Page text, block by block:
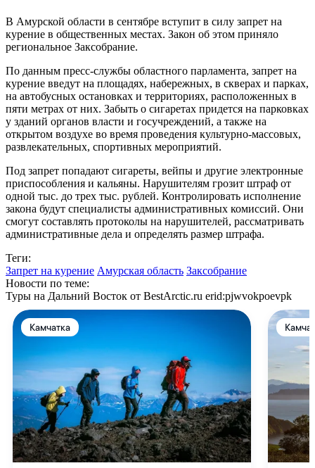
В Амурской области в сентябре вступит в силу запрет на
курение в общественных местах. Закон об этом приняло
региональное Заксобрание.
По данным пресс-службы областного парламента, запрет на
курение введут на площадях, набережных, в скверах и парках,
на автобусных остановках и территориях, расположенных в
пяти метрах от них. Забыть о сигаретах придется на парковках
у зданий органов власти и госучреждений, а также на
открытом воздухе во время проведения культурно-массовых,
развлекательных, спортивных мероприятий.
Под запрет попадают сигареты, вейпы и другие электронные
приспособления и кальяны. Нарушителям грозит штраф от
одной тыс. до трех тыс. рублей. Контролировать исполнение
закона будут специалисты административных комиссий. Они
смогут составлять протоколы на нарушителей, рассматривать
административные дела и определять размер штрафа.
Теги:
Запрет на курение Амурская область Заксобрание
Новости по теме:
Туры на Дальний Восток от BestArctic.ru erid:pjwvokpoevpk